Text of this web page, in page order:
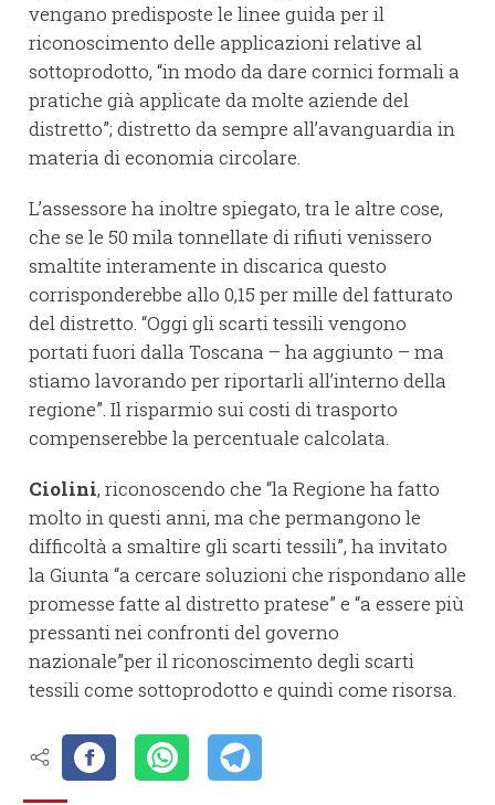
vengano predisposte le linee guida per il
riconoscimento delle applicazioni relative al
sottoprodotto, “in modo da dare cornici formali a
pratiche già applicate da molte aziende del
distretto”; distretto da sempre all’avanguardia in
materia di economia circolare.
L’assessore ha inoltre spiegato, tra le altre cose,
che se le 50 mila tonnellate di rifiuti venissero
smaltite interamente in discarica questo
corrisponderebbe allo 0,15 per mille del fatturato
del distretto. “Oggi gli scarti tessili vengono
portati fuori dalla Toscana – ha aggiunto – ma
stiamo lavorando per riportarli all’interno della
regione”. Il risparmio sui costi di trasporto
compenserebbe la percentuale calcolata.
Ciolini, riconoscendo che “la Regione ha fatto
molto in questi anni, ma che permangono le
difficoltà a smaltire gli scarti tessili”, ha invitato
la Giunta “a cercare soluzioni che rispondano alle
promesse fatte al distretto pratese” e “a essere più
pressanti nei confronti del governo
nazionale”per il riconoscimento degli scarti
tessili come sottoprodotto e quindi come risorsa.